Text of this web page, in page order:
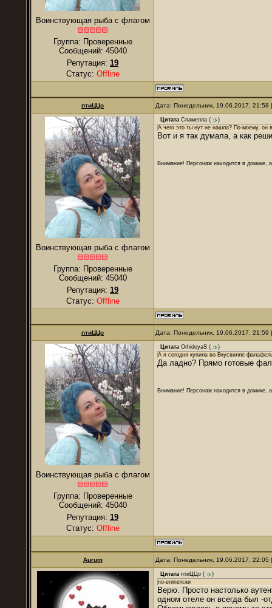
Воинствующая рыба с флагом
Группа: Проверенные
Сообщений: 45040
Репутация: 19
Статус: Offline
птиЦЦо Дата: Понедельник, 19.06.2017,
Воинствующая рыба с флагом
Группа: Проверенные
Сообщений: 45040
Репутация: 19
Статус: Offline
Цитата Спамелла (
)
А чего это ты нут не нашла? По-моему, он
Вот и я так думала, а как
Внимание! Персонаж находится в домике,
птиЦЦо Дата: Понедельник, 19.06.2017,
Воинствующая рыба с флагом
Группа: Проверенные
Сообщений: 45040
Репутация: 19
Статус: Offline
Цитата OrhideyaS (
)
А я сегодня купила во Вкусвилле
Да ладно? Прямо готовые
Внимание! Персонаж находится в домике,
Aurum Дата: Понедельник, 19.06.2017,
Цитата птиЦЦо (
)
по-египетски
Верю. Просто настолько
одном отеле он всегда был -